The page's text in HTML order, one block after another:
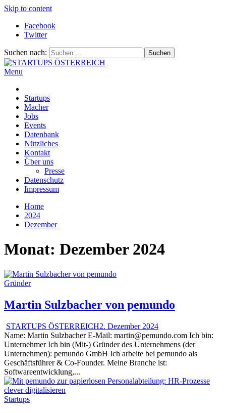
Skip to content
Facebook
Twitter
Suchen nach:
Menu
Startups
Macher
Jobs
Events
Datenbank
Nützliches
Kontakt
Über uns
Presse
Datenschutz
Impressum
Home
2024
Dezember
Monat: Dezember 2024
Gründer
Martin Sulzbacher von pemundo
STARTUPS ÖSTERREICH2. Dezember 2024
Name: Martin Sulzbacher E-Mail: martin@pemundo.com Ich bin:
Unternehmer Ich bin (Mit-) Gründer des Unternehmens (der
Unternehmen): pemundo GmbH Ich arbeite bei pemundo als
Geschäftsführer & Co-Founder. Meine Branche ist:
Softwareentwicklung,...
Startups